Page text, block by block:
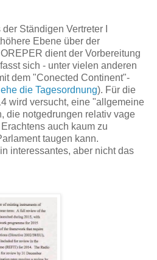
Ständigen Vertreter I
Ebene über der
dient der Vorbereitung
sich - unter vielen anderen
dem "Conected Continent"-
die Tagesordnung). Für die
wird versucht, eine "allgemeine
die notgedrungen relativ vage
auch kaum zu
taugen kann.
interessantes, aber nicht das